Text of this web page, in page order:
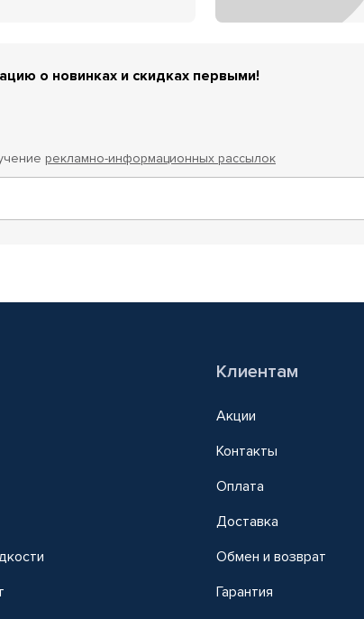
о новинках и скидках первыми!
рекламно-информационных рассылок
Клиентам
Акции
Контакты
Оплата
Доставка
Обмен и возврат
Гарантия